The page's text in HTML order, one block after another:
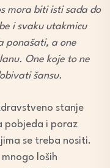
mora biti isti sada do
i svaku utakmicu
ponašati, a one
One koje to ne
šansu.
stanje
pobjeda i poraz
se treba nositi.
loših